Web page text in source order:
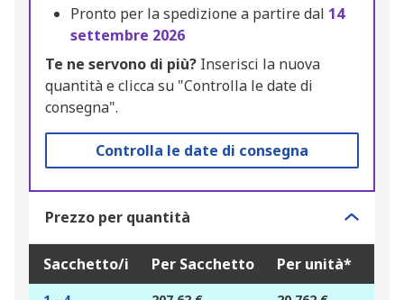
Pronto per la spedizione a partire dal 14
settembre 2026
Te ne servono di più? Inserisci la nuova
quantità e clicca su "Controlla le date di
consegna".
Controlla le date di consegna
Prezzo per quantità
Sacchetto/i Per Sacchetto Per unità*